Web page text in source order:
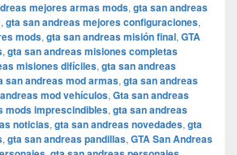
mejores armas mods, gta san andreas
, gta san andreas mejores configuraciones,
mods, gta san andreas misión final, GTA
, gta san andreas misiones completas
misiones difíciles, gta san andreas
san andreas mod armas, gta san andreas
mod vehículos, Gta san andreas
mods imprescindibles, gta san andreas
noticias, gta san andreas novedades, gta
, gta san andreas pandillas, GTA San Andreas